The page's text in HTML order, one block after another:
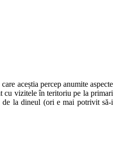
aceștia percep anumite aspecte
cu vizitele în teritoriu pe la primari
de la dineul (ori e mai potrivit să-i